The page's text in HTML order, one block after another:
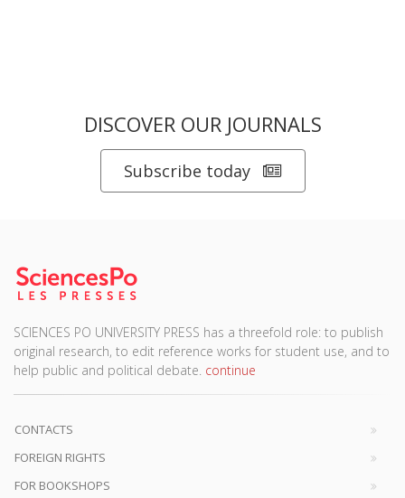
DISCOVER OUR JOURNALS
Subscribe today
SCIENCES PO UNIVERSITY PRESS has a threefold role: to publish
original research, to edit reference works for student use, and to
help public and political debate. continue
CONTACTS
FOREIGN RIGHTS
FOR BOOKSHOPS